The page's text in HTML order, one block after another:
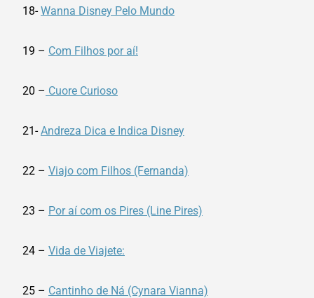
18-Wanna Disney Pelo Mundo
19 – Com Filhos por aí!
20 – Cuore Curioso
21-Andreza Dica e Indica Disney
22 – Viajo com Filhos (Fernanda)
23 – Por aí com os Pires (Line Pires)
24 – Vida de Viajete:
25 – Cantinho de Ná (Cynara Vianna)